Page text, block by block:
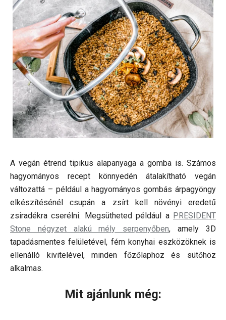
A vegán étrend tipikus alapanyaga a gomba is. Számos
hagyományos recept könnyedén átalakítható vegán
változattá – például a hagyományos gombás árpagyöngy
elkészítésénél csupán a zsírt kell növényi eredetű
zsiradékra cserélni. Megsütheted például a PRESIDENT
Stone négyzet alakú mély serpenyőben, amely 3D
tapadásmentes felületével, fém konyhai eszközöknek is
ellenálló kivitelével, minden főzőlaphoz és sütőhöz
alkalmas.
Mit ajánlunk még: